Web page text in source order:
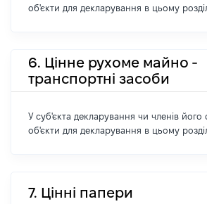
об'єкти для декларування в цьому
6. Цінне рухоме майно -
транспортні засоби
У суб'єкта декларування чи членів його
об'єкти для декларування в цьому
7. Цінні папери